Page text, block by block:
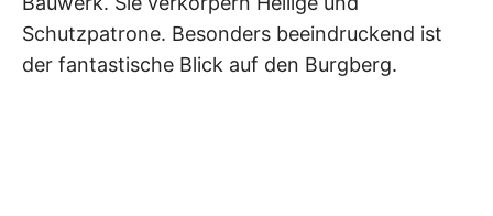
Schutzpatrone. Besonders beeindruckend ist
der fantastische Blick auf den Burgberg.